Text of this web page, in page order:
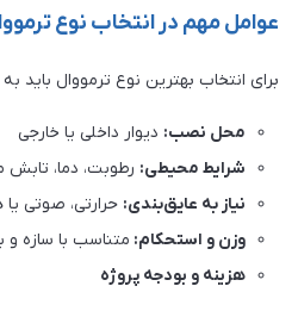
عوامل مهم در انتخاب نوع
برای انتخاب بهترین نوع ترمووال باید
محل نصب: دیوار داخلی یا خارجی
شرایط محیطی: رطوبت، دما،
نیاز به عایق‌بندی: حرارتی، صوتی یا
وزن و استحکام: متناسب با سازه و
هزینه و بودجه پروژه